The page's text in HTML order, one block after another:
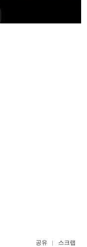
공유 스크랩